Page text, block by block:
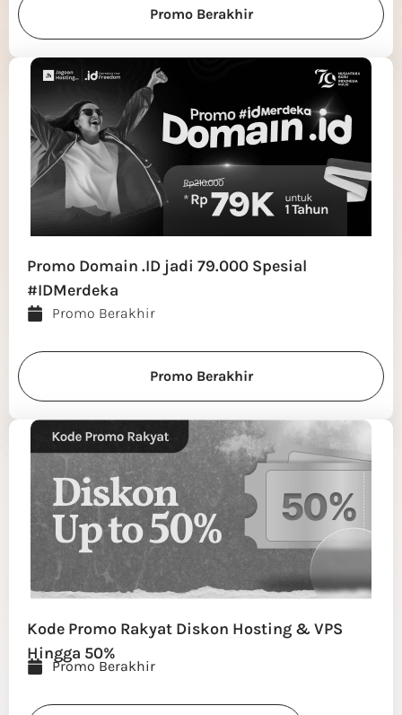
Promo Berakhir
Promo Domain .ID jadi 79.000 Spesial
#IDMerdeka
Promo Berakhir
Promo Berakhir
Kode Promo Rakyat Diskon Hosting & VPS
Hingga 50%
Promo Berakhir